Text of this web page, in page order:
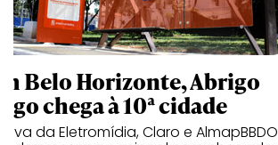
Belo Horizonte, Abrigo
chega à 10ª cidade
da Eletromídia, Claro e AlmapBBDO